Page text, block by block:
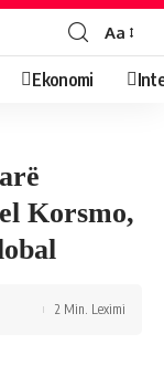
Aa
Ekonomi
Korsmo,
2 Min. Leximi